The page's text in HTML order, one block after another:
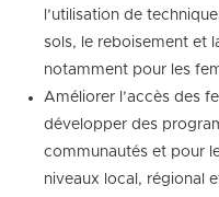
l’utilisation de
sols, le reboisement et
notamment pour les
Améliorer l’accès des
développer des
communautés et pour
niveaux local, régional